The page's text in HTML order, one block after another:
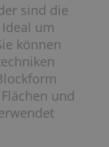
sind die
um
können
und